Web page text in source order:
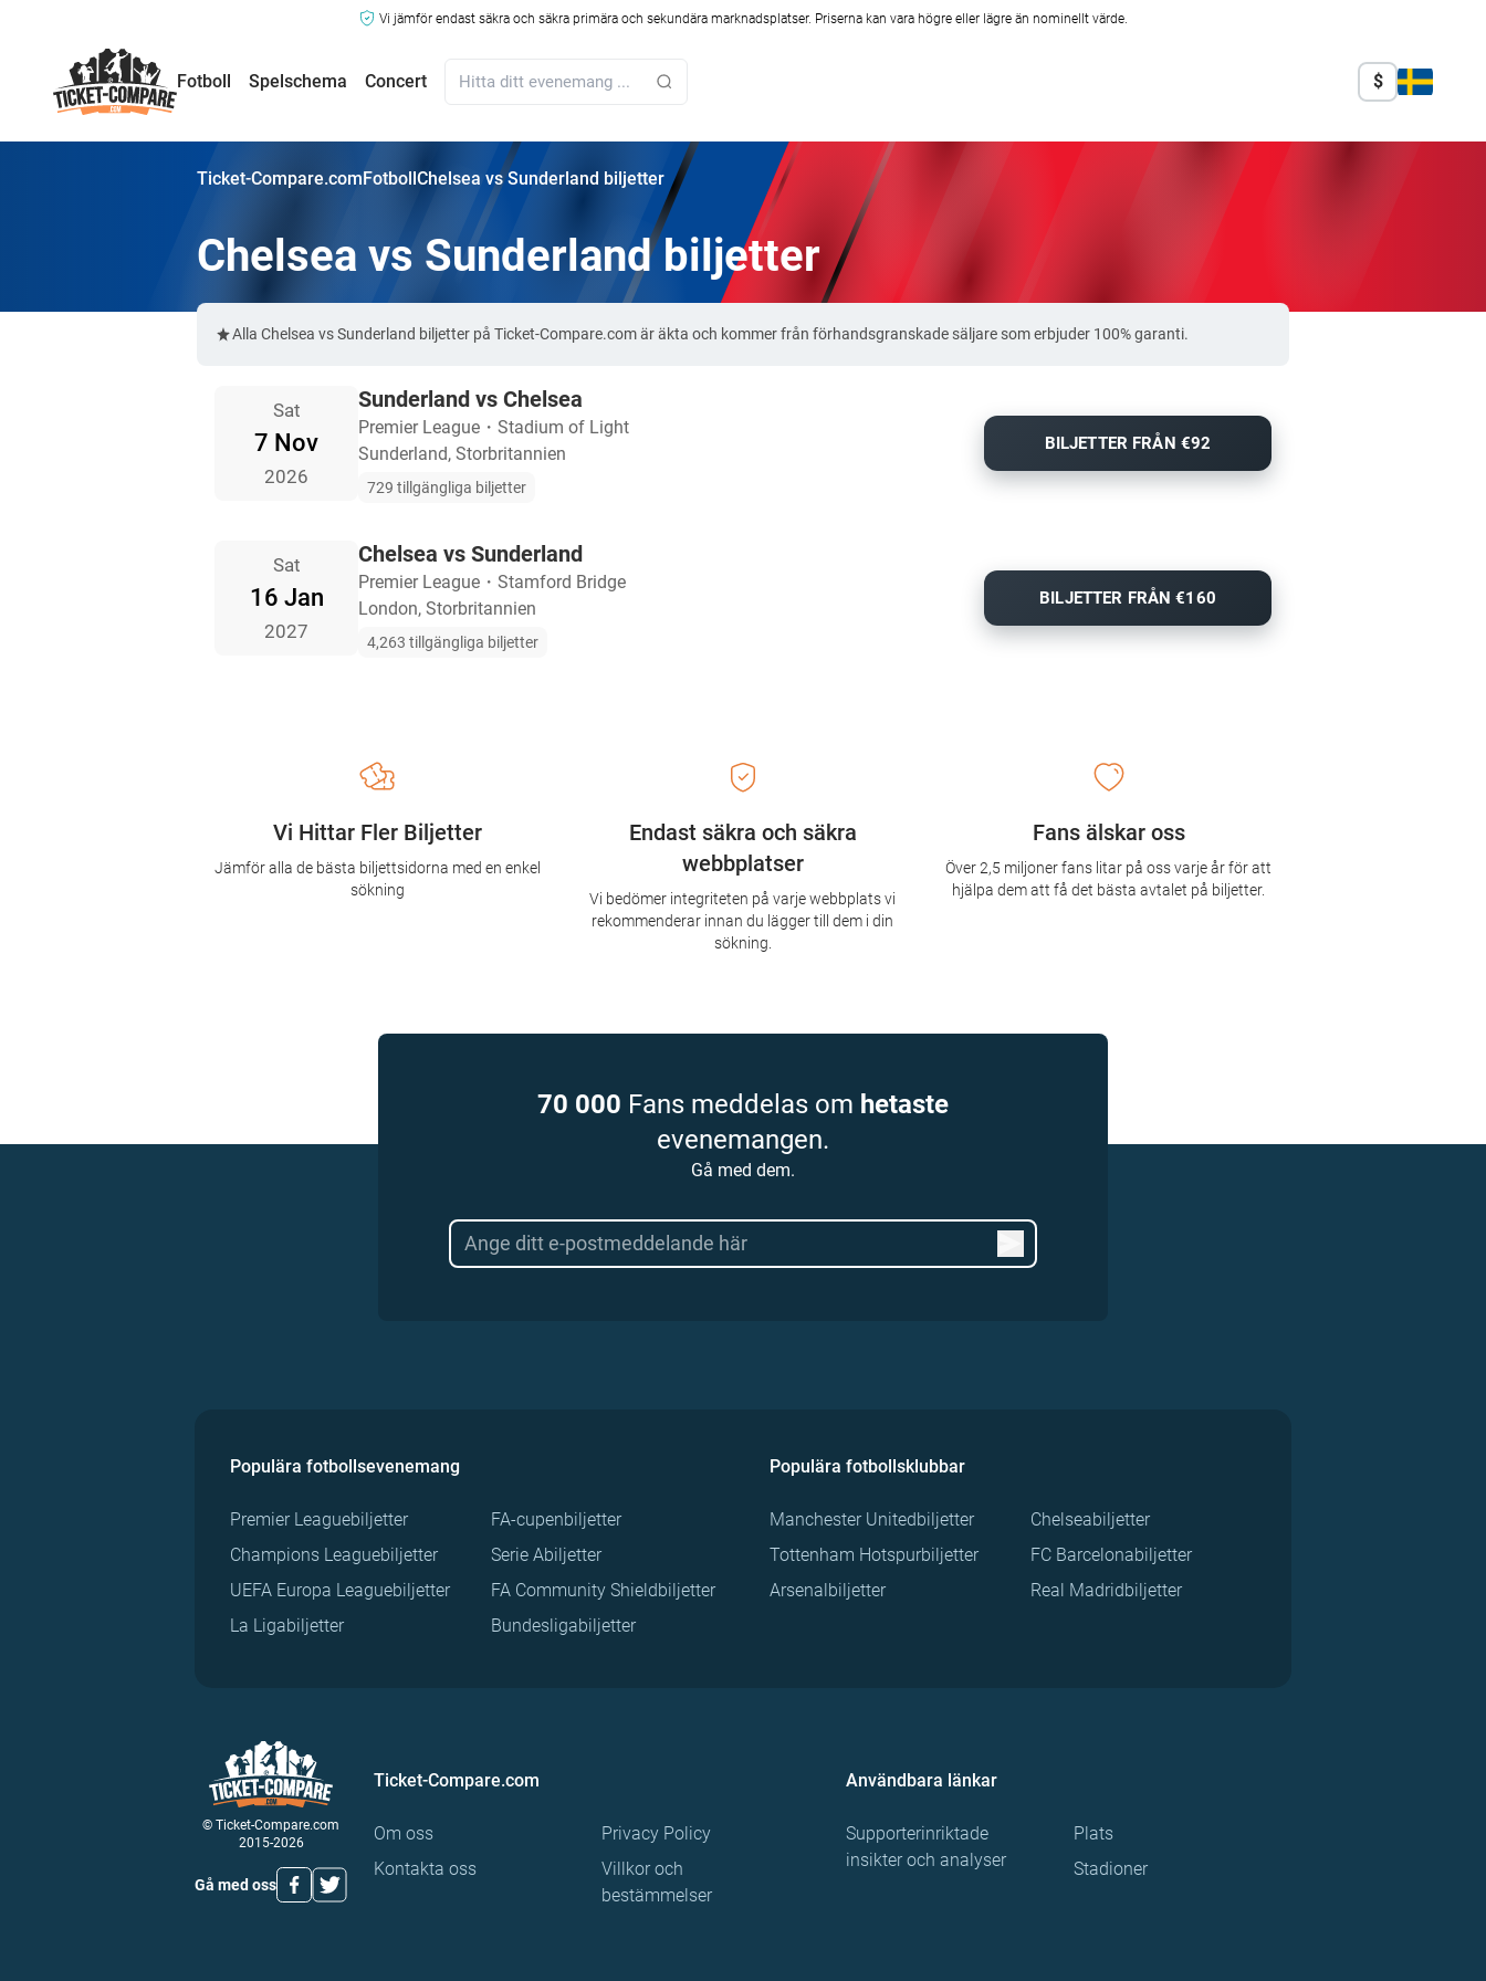
Vi jämför endast säkra och säkra primära och sekundära marknadsplatser. Priserna kan vara högre eller lägre än nominellt värde.
Fotboll Spelschema Concert $
Ticket-Compare.comFotbollChelsea vs Sunderland biljetter
Chelsea vs Sunderland biljetter
Alla Chelsea vs Sunderland biljetter på Ticket-Compare.com är äkta och kommer från förhandsgranskade säljare som erbjuder 100% garanti.
Sat
7 Nov
2026
Sunderland vs Chelsea
Premier League ・ Stadium of Light
Sunderland, Storbritannien
729 tillgängliga biljetter
BILJETTER FRÅN €92
Sat
16 Jan
2027
Chelsea vs Sunderland
Premier League ・ Stamford Bridge
London, Storbritannien
4,263 tillgängliga biljetter
BILJETTER FRÅN €160
Endast säkra och säkra
webbplatser
Vi bedömer integriteten på varje webbplats vi
rekommenderar innan du lägger till dem i din
sökning.
Vi Hittar Fler Biljetter
Jämför alla de bästa biljettsidorna med en enkel
sökning
Fans älskar oss
Över 2,5 miljoner fans litar på oss varje år för att
hjälpa dem att få det bästa avtalet på biljetter.
70 000 Fans meddelas om hetaste
evenemangen.
Gå med dem.
Populära fotbollsevenemang
Premier Leaguebiljetter
Champions Leaguebiljetter
UEFA Europa Leaguebiljetter
La Ligabiljetter
FA-cupenbiljetter
Serie Abiljetter
FA Community Shieldbiljetter
Bundesligabiljetter
Populära fotbollsklubbar
Manchester Unitedbiljetter
Tottenham Hotspurbiljetter
Arsenalbiljetter
Chelseabiljetter
FC Barcelonabiljetter
Real Madridbiljetter
© Ticket-Compare.com
2015-2026
Gå med oss
Ticket-Compare.com
Om oss
Kontakta oss
Privacy Policy
Villkor och
bestämmelser
Användbara länkar
Supporterinriktade
insikter och analyser
Plats
Stadioner